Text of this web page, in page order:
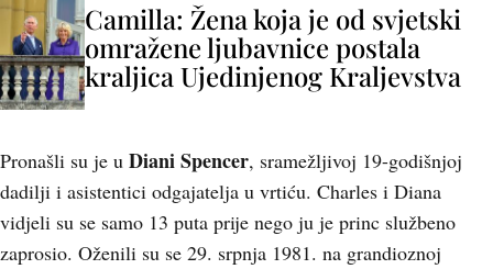
Camilla: Žena koja je od svjetski
omražene ljubavnice postala
kraljica Ujedinjenog Kraljevstva
Pronašli su je u Diani Spencer, sramežljivoj 19-godišnjoj
dadilji i asistentici odgajatelja u vrtiću. Charles i Diana
vidjeli su se samo 13 puta prije nego ju je princ službeno
zaprosio. Oženili su se 29. srpnja 1981. na grandioznoj